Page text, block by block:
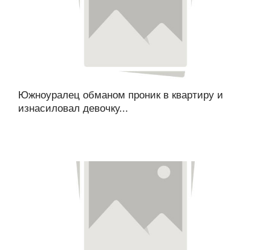
Южноуралец обманом проник в квартиру и
изнасиловал девочку...